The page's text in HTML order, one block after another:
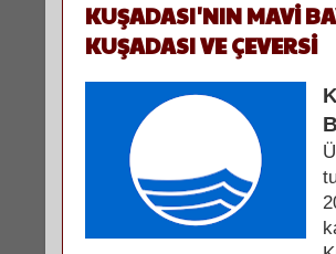
KUŞADASI'NIN MAVİ
KUŞADASI VE ÇEVERSİ